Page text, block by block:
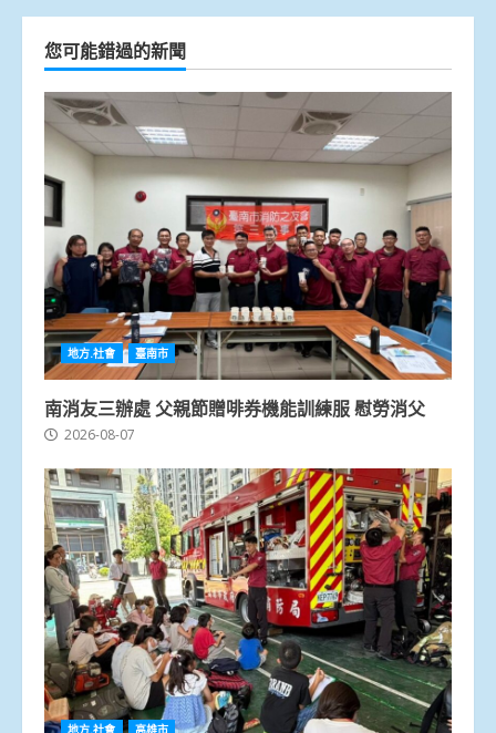
您可能錯過的新聞
地方.社會 臺南市
南消友三辦處 父親節贈啡券機能訓練服 慰勞消父
2026-08-07